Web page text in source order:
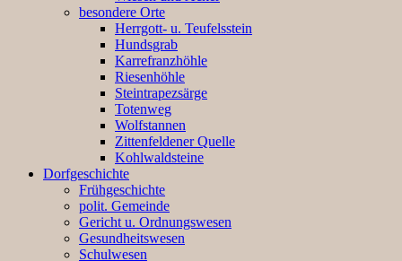
besondere Orte
Herrgott- u. Teufelsstein
Hundsgrab
Karrefranzhöhle
Riesenhöhle
Steintrapezsärge
Totenweg
Wolfstannen
Zittenfeldener Quelle
Kohlwaldsteine
Dorfgeschichte
Frühgeschichte
polit. Gemeinde
Gericht u. Ordnungswesen
Gesundheitswesen
Schulwesen